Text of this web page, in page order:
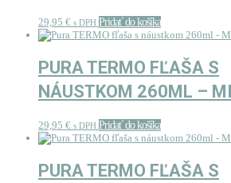
29,95 € s DPH Pridať do košíka
PURA TERMO FĽAŠA S
NÁUSTKOM 260ML –
29,95 € s DPH Pridať do košíka
PURA TERMO FĽAŠA S